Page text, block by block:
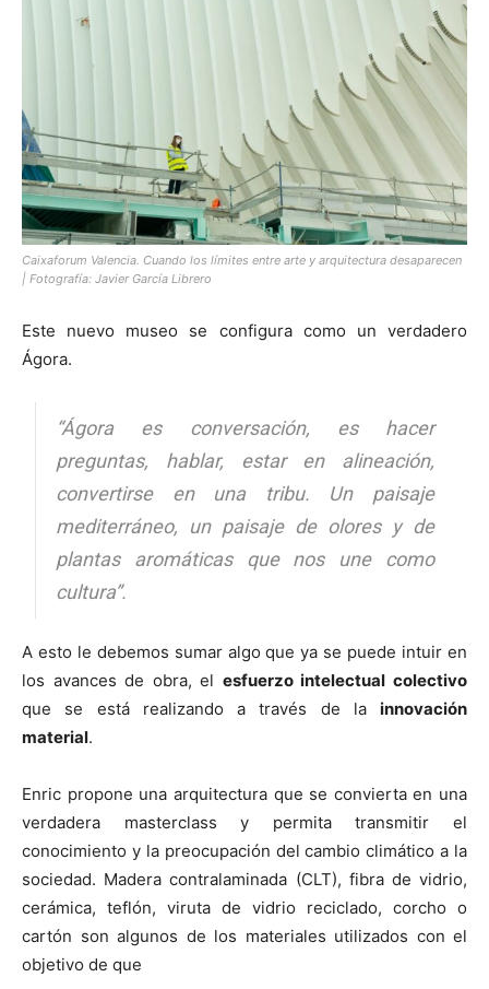
Caixaforum Valencia. Cuando los límites entre arte y arquitectura desaparecen
| Fotografía: Javier García Librero
Este nuevo museo se configura como un verdadero
Ágora.
“Ágora es conversación, es hacer
preguntas, hablar, estar en alineación,
convertirse en una tribu. Un paisaje
mediterráneo, un paisaje de olores y de
plantas aromáticas que nos une como
cultura”.
A esto le debemos sumar algo que ya se puede intuir en
los avances de obra, el esfuerzo intelectual colectivo
que se está realizando a través de la innovación
material.
Enric propone una arquitectura que se convierta en una
verdadera masterclass y permita transmitir el
conocimiento y la preocupación del cambio climático a la
sociedad. Madera contralaminada (CLT), fibra de vidrio,
cerámica, teflón, viruta de vidrio reciclado, corcho o
cartón son algunos de los materiales utilizados con el
objetivo de que